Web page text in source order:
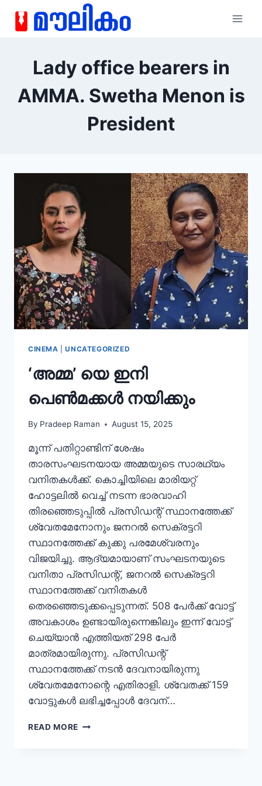
Lady office bearers in
AMMA. Swetha Menon is
President
CINEMA |UNCATEGORIZED
‘അമ്മ’ യെ ഇനി
പെൺമക്കൾ നയിക്കും
By Pradeep Raman August 15, 2025
മൂന്ന് പതിറ്റാണ്ടിന് ശേഷം
താരസംഘടനയായ അമ്മയുടെ സാരഥ്യം
വനിതകള്‍ക്ക്. കൊച്ചിയിലെ മാരിയറ്റ്
ഹോട്ടലില്‍ വെച്ച് നടന്ന ഭാരവാഹി
തിരഞ്ഞെടുപ്പില്‍ പ്രസിഡന്റ് സ്ഥാനത്തേക്ക്
ശ്വേതമേനോനും ജനറല്‍ സെക്രട്ടറി
സ്ഥാനത്തേക്ക് കുക്കു പരമേശ്വരനും
വിജയിച്ചു. ആദ്യമായാണ് സംഘടനയുടെ
വനിതാ പ്രസിഡന്റ്, ജനറൽ സെക്രട്ടറി
സ്ഥാനത്തേക്ക് വനിതകൾ
തെരഞ്ഞെടുക്കപ്പെടുന്നത്. 508 പേർക്ക് വോട്ട്
അവകാശം ഉണ്ടായിരുന്നെങ്കിലും ഇന്ന് വോട്ട്
ചെയ്യാന്‍ എത്തിയത് 298 പേർ
മാത്രമായിരുന്നു. പ്രസിഡന്റ്
സ്ഥാനത്തേക്ക് നടന്‍ ദേവനായിരുന്നു
ശ്വേതമേനോന്റെ എതിരാളി. ശ്വേതക്ക് 159
വോട്ടുകള്‍ ലഭിച്ചപ്പോള്‍ ദേവന്…
READ MORE